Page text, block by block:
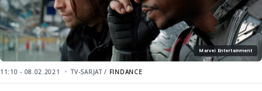
Marvel Entertainment
11:10 - 08.02.2021 TV-SARJAT / FINDANCE